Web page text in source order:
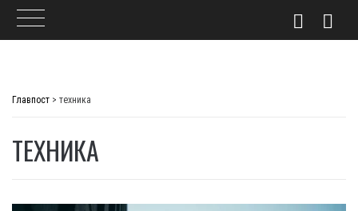
Главпост > техника
ТЕХНИКА